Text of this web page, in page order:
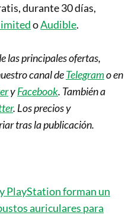
durante 30 días,
oAudible.
las principales ofertas,
canal deTelegramo en
yFacebook. También a
. Los precios y
tras la publicación.
PlayStation forman un
auriculares para